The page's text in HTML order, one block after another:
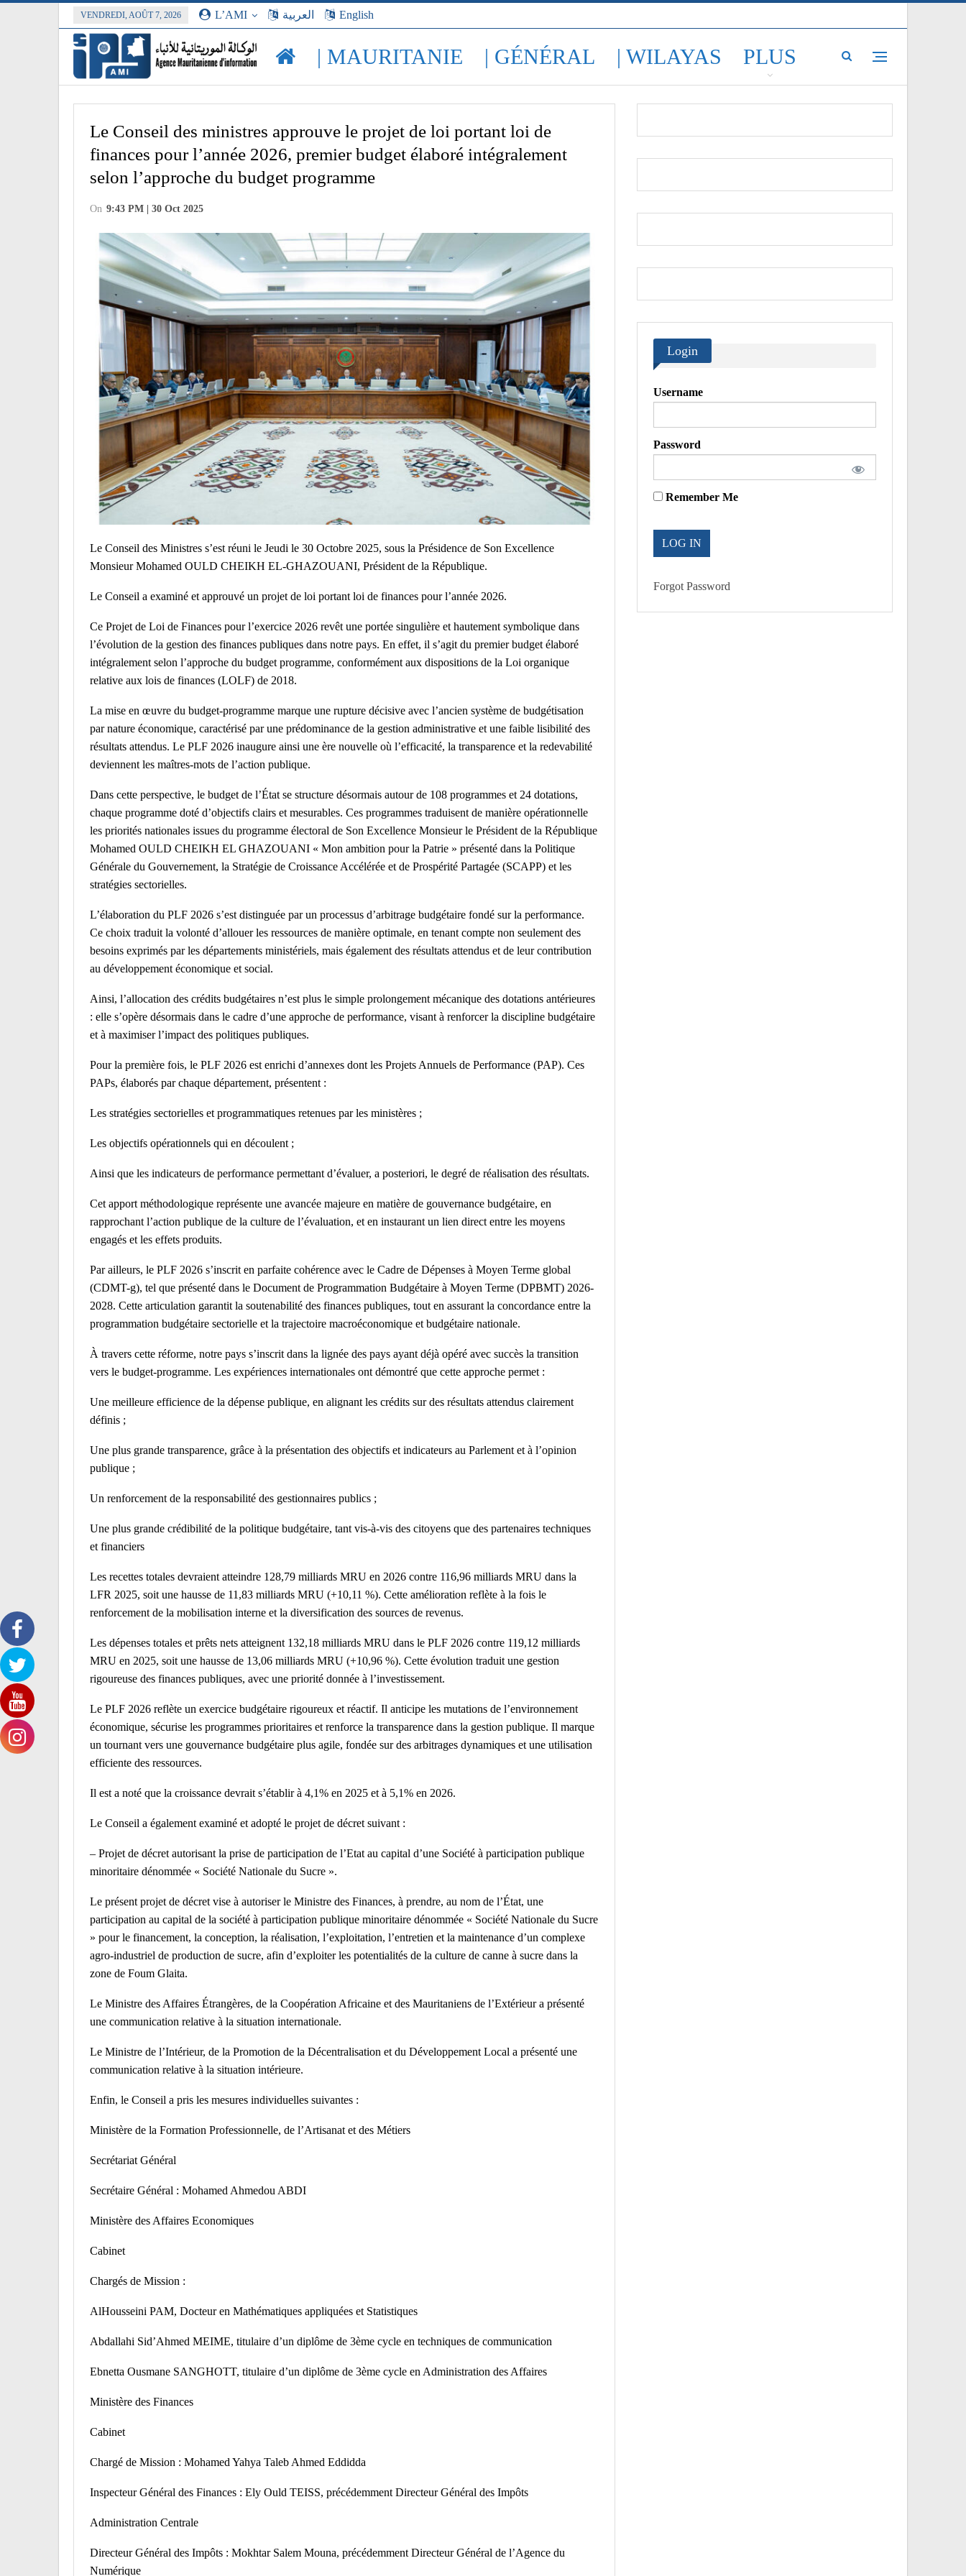
VENDREDI, AOÛT 7, 2026 L’AMI العربية English
| MAURITANIE | GÉNÉRAL | WILAYAS PLUS
Le Conseil des ministres approuve le projet de loi portant loi de
finances pour l’année 2026, premier budget élaboré intégralement
selon l’approche du budget programme
On 9:43 PM | 30 Oct 2025
Le Conseil des Ministres s’est réuni le Jeudi le 30 Octobre 2025, sous la Présidence de Son Excellence
Monsieur Mohamed OULD CHEIKH EL-GHAZOUANI, Président de la République.
Le Conseil a examiné et approuvé un projet de loi portant loi de finances pour l’année 2026.
Ce Projet de Loi de Finances pour l’exercice 2026 revêt une portée singulière et hautement symbolique dans
l’évolution de la gestion des finances publiques dans notre pays. En effet, il s’agit du premier budget élaboré
intégralement selon l’approche du budget programme, conformément aux dispositions de la Loi organique
relative aux lois de finances (LOLF) de 2018.
La mise en œuvre du budget-programme marque une rupture décisive avec l’ancien système de budgétisation
par nature économique, caractérisé par une prédominance de la gestion administrative et une faible lisibilité des
résultats attendus. Le PLF 2026 inaugure ainsi une ère nouvelle où l’efficacité, la transparence et la redevabilité
deviennent les maîtres-mots de l’action publique.
Dans cette perspective, le budget de l’État se structure désormais autour de 108 programmes et 24 dotations,
chaque programme doté d’objectifs clairs et mesurables. Ces programmes traduisent de manière opérationnelle
les priorités nationales issues du programme électoral de Son Excellence Monsieur le Président de la République
Mohamed OULD CHEIKH EL GHAZOUANI « Mon ambition pour la Patrie » présenté dans la Politique
Générale du Gouvernement, la Stratégie de Croissance Accélérée et de Prospérité Partagée (SCAPP) et les
stratégies sectorielles.
L’élaboration du PLF 2026 s’est distinguée par un processus d’arbitrage budgétaire fondé sur la performance.
Ce choix traduit la volonté d’allouer les ressources de manière optimale, en tenant compte non seulement des
besoins exprimés par les départements ministériels, mais également des résultats attendus et de leur contribution
au développement économique et social.
Ainsi, l’allocation des crédits budgétaires n’est plus le simple prolongement mécanique des dotations antérieures
: elle s’opère désormais dans le cadre d’une approche de performance, visant à renforcer la discipline budgétaire
et à maximiser l’impact des politiques publiques.
Pour la première fois, le PLF 2026 est enrichi d’annexes dont les Projets Annuels de Performance (PAP). Ces
PAPs, élaborés par chaque département, présentent :
Les stratégies sectorielles et programmatiques retenues par les ministères ;
Les objectifs opérationnels qui en découlent ;
Ainsi que les indicateurs de performance permettant d’évaluer, a posteriori, le degré de réalisation des résultats.
Cet apport méthodologique représente une avancée majeure en matière de gouvernance budgétaire, en
rapprochant l’action publique de la culture de l’évaluation, et en instaurant un lien direct entre les moyens
engagés et les effets produits.
Par ailleurs, le PLF 2026 s’inscrit en parfaite cohérence avec le Cadre de Dépenses à Moyen Terme global
(CDMT-g), tel que présenté dans le Document de Programmation Budgétaire à Moyen Terme (DPBMT) 2026-
2028. Cette articulation garantit la soutenabilité des finances publiques, tout en assurant la concordance entre la
programmation budgétaire sectorielle et la trajectoire macroéconomique et budgétaire nationale.
À travers cette réforme, notre pays s’inscrit dans la lignée des pays ayant déjà opéré avec succès la transition
vers le budget-programme. Les expériences internationales ont démontré que cette approche permet :
Une meilleure efficience de la dépense publique, en alignant les crédits sur des résultats attendus clairement
définis ;
Une plus grande transparence, grâce à la présentation des objectifs et indicateurs au Parlement et à l’opinion
publique ;
Un renforcement de la responsabilité des gestionnaires publics ;
Une plus grande crédibilité de la politique budgétaire, tant vis-à-vis des citoyens que des partenaires techniques
et financiers
Les recettes totales devraient atteindre 128,79 milliards MRU en 2026 contre 116,96 milliards MRU dans la
LFR 2025, soit une hausse de 11,83 milliards MRU (+10,11 %). Cette amélioration reflète à la fois le
renforcement de la mobilisation interne et la diversification des sources de revenus.
Les dépenses totales et prêts nets atteignent 132,18 milliards MRU dans le PLF 2026 contre 119,12 milliards
MRU en 2025, soit une hausse de 13,06 milliards MRU (+10,96 %). Cette évolution traduit une gestion
rigoureuse des finances publiques, avec une priorité donnée à l’investissement.
Le PLF 2026 reflète un exercice budgétaire rigoureux et réactif. Il anticipe les mutations de l’environnement
économique, sécurise les programmes prioritaires et renforce la transparence dans la gestion publique. Il marque
un tournant vers une gouvernance budgétaire plus agile, fondée sur des arbitrages dynamiques et une utilisation
efficiente des ressources.
Il est a noté que la croissance devrait s’établir à 4,1% en 2025 et à 5,1% en 2026.
Le Conseil a également examiné et adopté le projet de décret suivant :
– Projet de décret autorisant la prise de participation de l’Etat au capital d’une Société à participation publique
minoritaire dénommée « Société Nationale du Sucre ».
Le présent projet de décret vise à autoriser le Ministre des Finances, à prendre, au nom de l’État, une
participation au capital de la société à participation publique minoritaire dénommée « Société Nationale du Sucre
» pour le financement, la conception, la réalisation, l’exploitation, l’entretien et la maintenance d’un complexe
agro-industriel de production de sucre, afin d’exploiter les potentialités de la culture de canne à sucre dans la
zone de Foum Glaita.
Le Ministre des Affaires Étrangères, de la Coopération Africaine et des Mauritaniens de l’Extérieur a présenté
une communication relative à la situation internationale.
Le Ministre de l’Intérieur, de la Promotion de la Décentralisation et du Développement Local a présenté une
communication relative à la situation intérieure.
Enfin, le Conseil a pris les mesures individuelles suivantes :
Ministère de la Formation Professionnelle, de l’Artisanat et des Métiers
Secrétariat Général
Secrétaire Général : Mohamed Ahmedou ABDI
Ministère des Affaires Economiques
Cabinet
Chargés de Mission :
AlHousseini PAM, Docteur en Mathématiques appliquées et Statistiques
Abdallahi Sid’Ahmed MEIME, titulaire d’un diplôme de 3ème cycle en techniques de communication
Ebnetta Ousmane SANGHOTT, titulaire d’un diplôme de 3ème cycle en Administration des Affaires
Ministère des Finances
Cabinet
Chargé de Mission : Mohamed Yahya Taleb Ahmed Eddidda
Inspecteur Général des Finances : Ely Ould TEISS, précédemment Directeur Général des Impôts
Administration Centrale
Directeur Général des Impôts : Mokhtar Salem Mouna, précédemment Directeur Général de l’Agence du
Numérique
Login
Username
Password
Remember Me
Forgot Password